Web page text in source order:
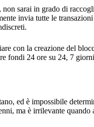
sarai in grado di
invia tutte le
con la creazione del
fondi 24 ore su 24, 7
ed è impossibile
ma è irrilevante